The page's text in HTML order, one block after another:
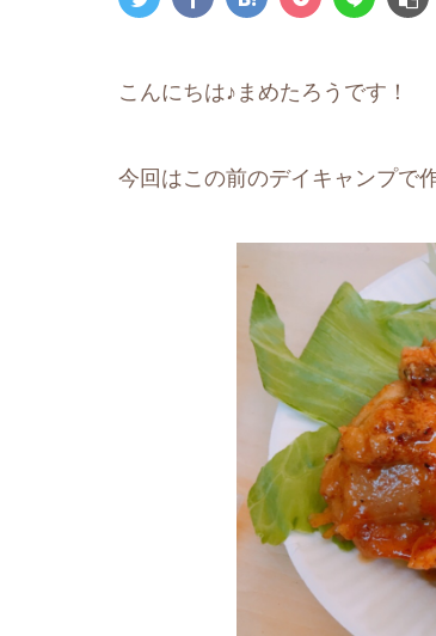
こんにちは♪まめたろうです！
今回はこの前のデイキャンプで